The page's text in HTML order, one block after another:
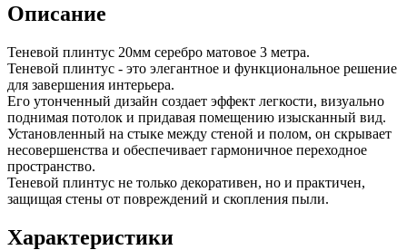
Описание
Теневой плинтус 20мм серебро матовое 3 метра.
Теневой плинтус - это элегантное и функциональное решение
для завершения интерьера.
Его утонченный дизайн создает эффект легкости, визуально
поднимая потолок и придавая помещению изысканный вид.
Установленный на стыке между стеной и полом, он скрывает
несовершенства и обеспечивает гармоничное переходное
пространство.
Теневой плинтус не только декоративен, но и практичен,
защищая стены от повреждений и скопления пыли.
Характеристики